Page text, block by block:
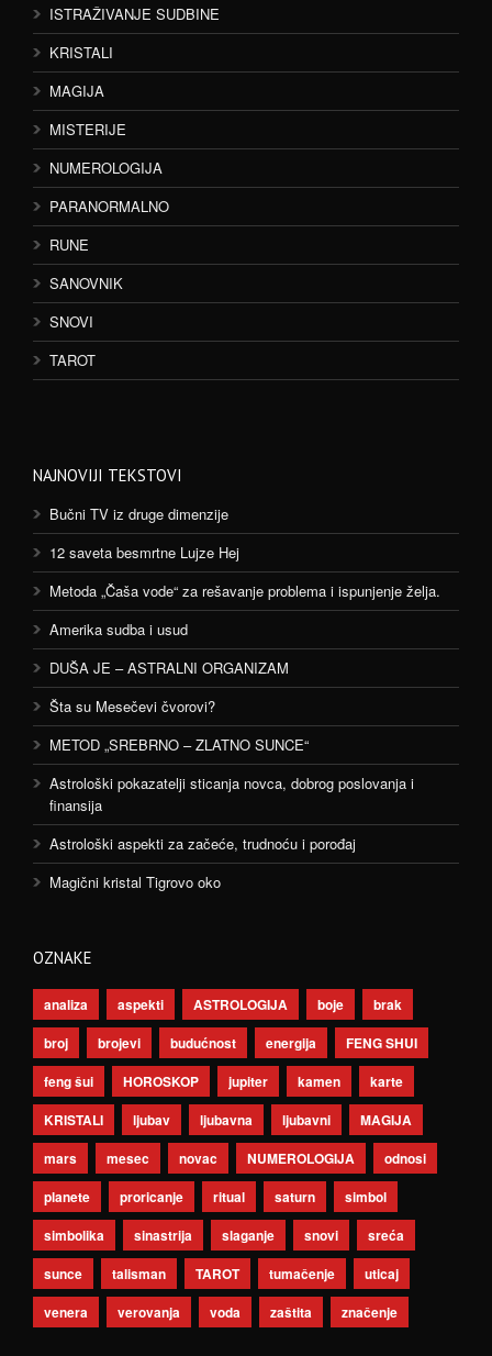
ISTRAŽIVANJE SUDBINE
KRISTALI
MAGIJA
MISTERIJE
NUMEROLOGIJA
PARANORMALNO
RUNE
SANOVNIK
SNOVI
TAROT
NAJNOVIJI TEKSTOVI
Bučni TV iz druge dimenzije
12 saveta besmrtne Lujze Hej
Metoda „Čaša vode“ za rešavanje problema i ispunjenje želja.
Amerika sudba i usud
DUŠA JE – ASTRALNI ORGANIZAM
Šta su Mesečevi čvorovi?
METOD „SREBRNO – ZLATNO SUNCE“
Astrološki pokazatelji sticanja novca, dobrog poslovanja i
finansija
Astrološki aspekti za začeće, trudnoću i porođaj
Magični kristal Tigrovo oko
OZNAKE
analiza aspekti ASTROLOGIJA boje
brak
broj
brojevi budućnost energija
FENG SHUI
feng šui
HOROSKOP jupiter kamen
karte
KRISTALI
ljubav ljubavna ljubavni
MAGIJA
mars
mesec novac NUMEROLOGIJA
odnosi
planete
proricanje ritual saturn
simbol
simbolika
sinastrija slaganje snovi
sreća
sunce
talisman TAROT tumačenje
uticaj
venera
verovanja voda zaštita značenje